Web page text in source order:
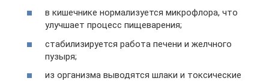
в кишечнике нормализуется микрофлора, что
улучшает процесс пищеварения;
стабилизируется работа печени и желчного
пузыря;
из организма выводятся шлаки и токсические